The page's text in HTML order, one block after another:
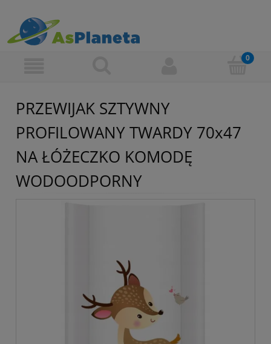
PRZEWIJAK SZTYWNY
PROFILOWANY TWARDY 70x47
NA ŁÓŻECZKO KOMODĘ
WODOODPORNY